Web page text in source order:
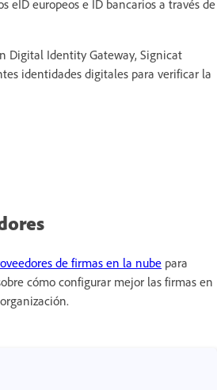
eID europeos e ID bancarios a través de
Digital Identity Gateway, Signicat
identidades digitales para verificar la
de firmas en la nube para
cómo configurar mejor las firmas en